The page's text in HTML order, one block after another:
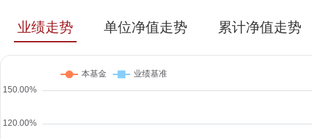
业绩走势 单位净值走势 累计净值走势